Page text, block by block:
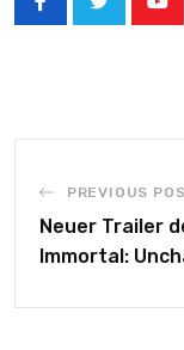
PREVIOUS
Neuer Trailer
Immortal: